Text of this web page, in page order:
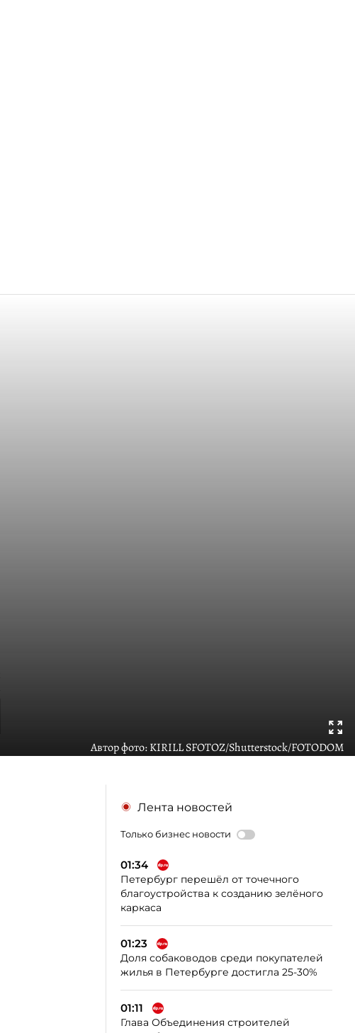
Автор фото:KIRILL SFOTOZ/Shutterstock/FOTODOM
Лента новостей
Только бизнес новости
01:34
Петербург перешёл от точечного
благоустройства к созданию зелёного
каркаса
01:23
Доля собаководов среди покупателей
жилья в Петербурге достигла 25-30%
01:11
Глава Объединения строителей